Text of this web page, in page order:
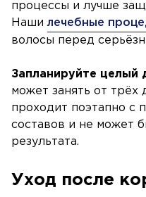
процессы и лучше
Нашилечебные
волосы перед
Запланируйте целый
может занять от трёх
проходит поэтапно с
составов и не может
результата.
Уход после